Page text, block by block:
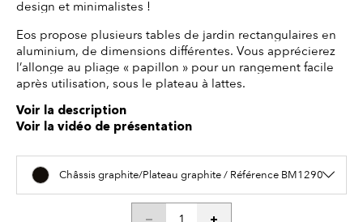
design et minimalistes !
Eos propose plusieurs tables de jardin rectangulaires en
aluminium, de dimensions différentes. Vous apprécierez
l’allonge au pliage « papillon » pour un rangement facile
après utilisation, sous le plateau à lattes.
Voir la description
Voir la vidéo de présentation
Châssis graphite/Plateau graphite / Référence BM1290